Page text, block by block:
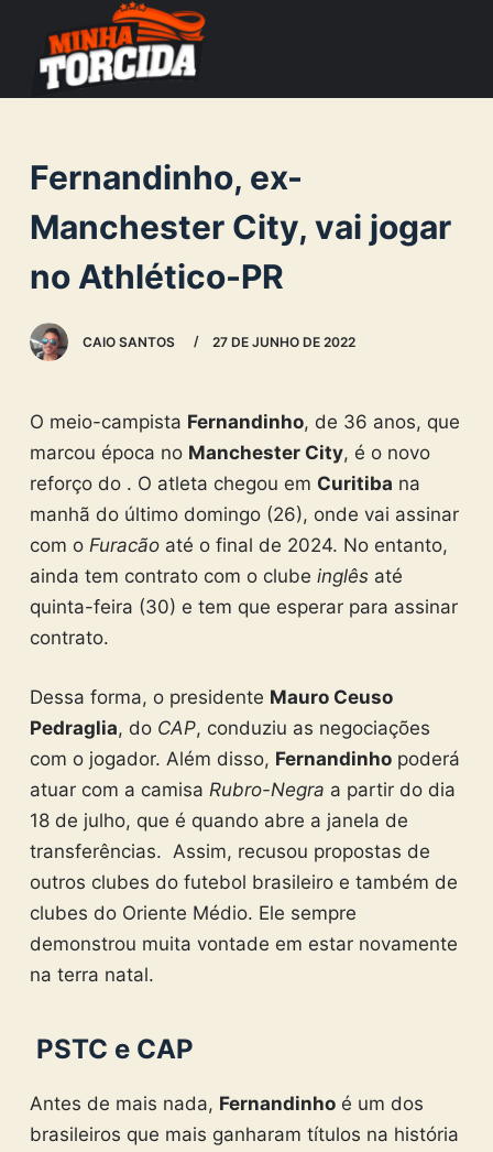
c
o
n
e
Fernandinho, ex-
Manchester City, vai jogar
no Athlético-PR
CAIO SANTOS 27 DE JUNHO DE 2022
O meio-campista Fernandinho, de 36 anos, que
marcou época no Manchester City, é o novo
reforço do . O atleta chegou em Curitiba na
manhã do último domingo (26), onde vai assinar
com o Furacãoaté o final de 2024. No entanto,
ainda tem contrato com o clube inglêsaté
quinta-feira (30) e tem que esperar para assinar
contrato.
Dessa forma, o presidente Mauro Ceuso
Pedraglia, do CAP, conduziu as negociações
com o jogador. Além disso, Fernandinhopoderá
atuar com a camisa Rubro-Negra a partir do dia
18 de julho, que é quando abre a janela de
transferências. Assim, recusou propostas de
outros clubes do futebol brasileiro e também de
clubes do Oriente Médio. Ele sempre
demonstrou muita vontade em estar novamente
na terra natal.
PSTC e CAP
Antes de mais nada, Fernandinhoé um dos
brasileiros que mais ganharam títulos na história